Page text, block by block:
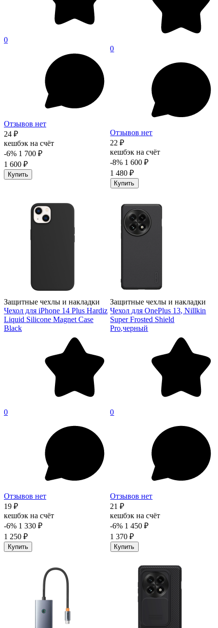
0
Отзывов нет
24 ₽
кешбэк на счёт
-6% 1 700 ₽
1 600 ₽
Купить
0
Отзывов нет
22 ₽
кешбэк на счёт
-8% 1 600 ₽
1 480 ₽
Купить
Защитные чехлы и накладки
Чехол для iPhone 14 Plus Hardiz
Liquid Silicone Magnet Case
Black
0
Отзывов нет
19 ₽
кешбэк на счёт
-6% 1 330 ₽
1 250 ₽
Купить
Защитные чехлы и накладки
Чехол для OnePlus 13, Nillkin
Super Frosted Shield
Pro,черный
0
Отзывов нет
21 ₽
кешбэк на счёт
-6% 1 450 ₽
1 370 ₽
Купить